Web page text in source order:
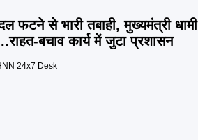
फटने से भारी तबाही, मुख्यमंत्री
बचाव कार्य में जुटा प्रशासन
24x7 Desk